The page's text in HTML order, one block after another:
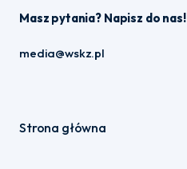
Masz pytania? Napisz do nas!
media@wskz.pl
Strona główna